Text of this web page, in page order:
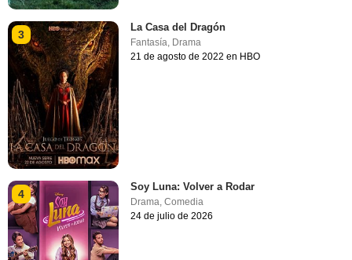
3
La Casa del Dragón
Fantasía Drama
21 de agosto de 2022 en HBO
4
Soy Luna: Volver a Rodar
Drama,Comedia
24 de julio de 2026